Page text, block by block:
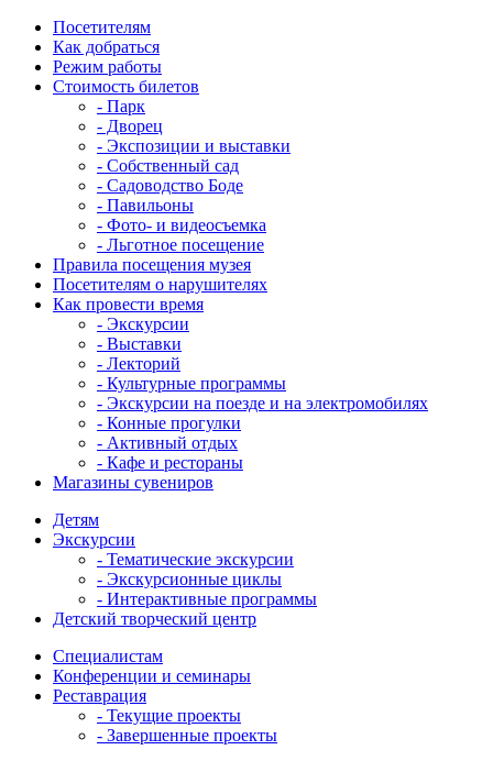
Посетителям
Как добраться
Режим работы
Стоимость билетов
- Парк
- Дворец
- Экспозиции и выставки
- Собственный сад
- Садоводство Боде
- Павильоны
- Фото- и видеосъемка
- Льготное посещение
Правила посещения музея
Посетителям о нарушителях
Как провести время
- Экскурсии
- Выставки
- Лекторий
- Культурные программы
- Экскурсии на поезде и на электромобилях
- Конные прогулки
- Активный отдых
- Кафе и рестораны
Магазины сувениров
Детям
Экскурсии
- Тематические экскурсии
- Экскурсионные циклы
- Интерактивные программы
Детский творческий центр
Специалистам
Конференции и семинары
Реставрация
- Текущие проекты
- Завершенные проекты